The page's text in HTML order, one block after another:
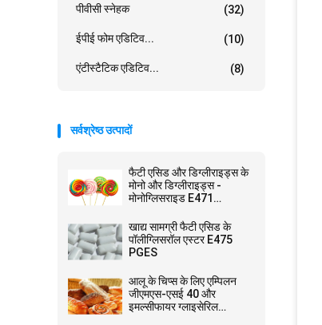
पीवीसी स्नेहक (32)
ईपीई फोम एडिटिव... (10)
एंटीस्टैटिक एडिटिव... (8)
सर्वश्रेष्ठ उत्पादों
फैटी एसिड और डिग्लीराइड्स के
मोनो और डिग्लीराइड्स -
मोनोग्लिसराइड E471
खाद्य सामग्री फैटी एसिड के
पॉलीग्लिसरॉल एस्टर E475
PGES
आलू के चिप्स के लिए एम्पिलन
जीएमएस-एसई 40 और
इमल्सीफायर ग्लाइसेरिल